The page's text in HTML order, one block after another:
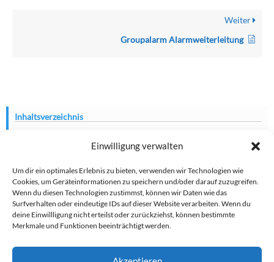
Einwilligung verwalten
Um dir ein optimales Erlebnis zu bieten, verwenden wir Technologien wie
Cookies, um Geräteinformationen zu speichern und/oder darauf zuzugreifen.
Wenn du diesen Technologien zustimmst, können wir Daten wie das
Surfverhalten oder eindeutige IDs auf dieser Website verarbeiten. Wenn du
deine Einwillligung nicht erteilst oder zurückziehst, können bestimmte
Merkmale und Funktionen beeinträchtigt werden.
Weiter
Groupalarm Alarmweiterleitung
Inhaltsverzeichnis
Übergebene Daten
Einrichtung
Leitstelle